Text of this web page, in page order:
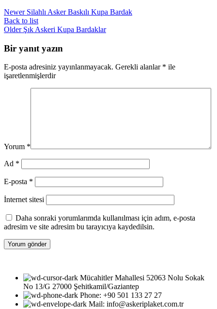
Newer Silahlı Asker Baskılı Kupa Bardak
Back to list
Older Şık Askeri Kupa Bardaklar
Bir yanıt yazın
E-posta adresiniz yayınlanmayacak. Gerekli alanlar * ile
işaretlenmişlerdir
Yorum *
Ad *
E-posta *
İnternet sitesi
Daha sonraki yorumlarımda kullanılması için adım, e-posta
adresim ve site adresim bu tarayıcıya kaydedilsin.
Mücahitler Mahallesi 52063 Nolu Sokak
No 13/G 27000 Şehitkamil/Gaziantep
Phone: +90 501 133 27 27
Mail: info@askeriplaket.com.tr